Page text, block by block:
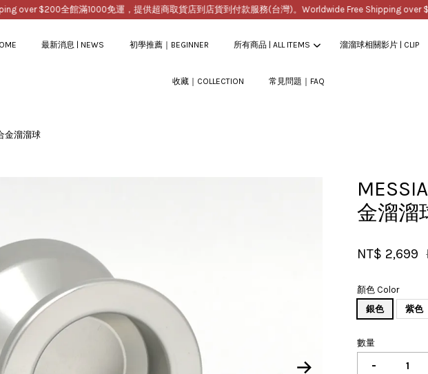
$200全館滿1000免運，提供超商取貨店到店貨到付款服務(台灣)。Worldwide Free Shipping over $200
最新消息 | NEWS 初學推薦｜BEGINNER 所有商品 | ALL ITEMS 溜溜球相關影片 | CLIP
收藏｜COLLECTION 常見問題｜FAQ
金溜溜球
金溜溜
NT$ 2,699
顏色 Color
銀色
紫色
數量
-